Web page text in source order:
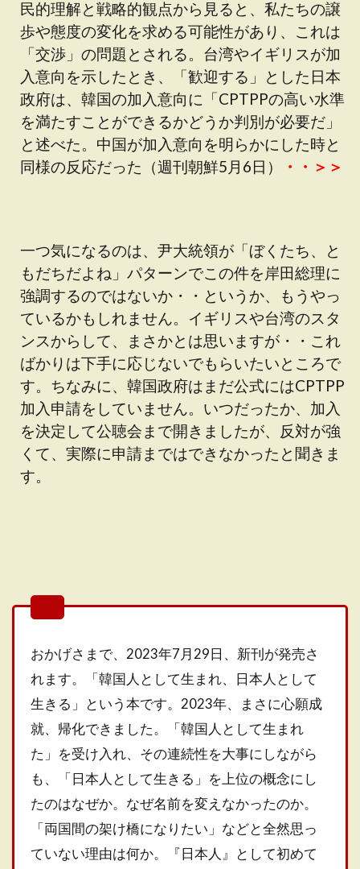
民的理解と戦略的観点から見ると、私たちの譲
歩や態度の変化を求める可能性があり、これは
「交渉」の問題とされる。台湾やイギリスが加
入意向を示したとき、「歓迎する」とした日本
政府は、韓国の加入意向に「CPTPPの高い水準
を満たすことができるかどうか判別が必要だ」
と述べた。中国が加入意向を明らかにした時と
同様の反応だった（週刊朝鮮5月6日）
・・＞＞
一つ気になるのは、尹大統領が「ぼくたち、と
もだちだよね」パターンでこの件を岸田総理に
強調するのではないか・・というか、もうやっ
ているかもしれません。イギリスや台湾のスタ
ンスからして、まさかとは思いますが・・これ
ばかりは下手に応じないでもらいたいところで
す。ちなみに、韓国政府はまだ公式にはCPTPP
加入申請をしていません。いつだったか、加入
を決定して公聴会まで開きましたが、反対が強
くて、実際に申請まではできなかったと聞きま
す。
おかげさまで、2023年7月29日、新刊が発売さ
れます。「韓国人として生まれ、日本人として
生きる」という本です。2023年、まさに心願成
就、帰化できました。「韓国人として生まれ
た」を受け入れ、その連続性を大事にしながら
も、「日本人として生きる」を上位の概念にし
たのはなぜか。なぜ名前を変えなかったのか。
「両国間の架け橋になりたい」などと全然思っ
ていない理由は何か。『日本人』として初めて